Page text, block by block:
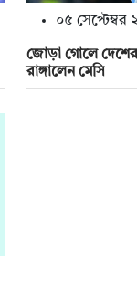
০৫ সেপ্টেম্বর
জোড়া গোলে দেশের
রাঙ্গালেন মেসি